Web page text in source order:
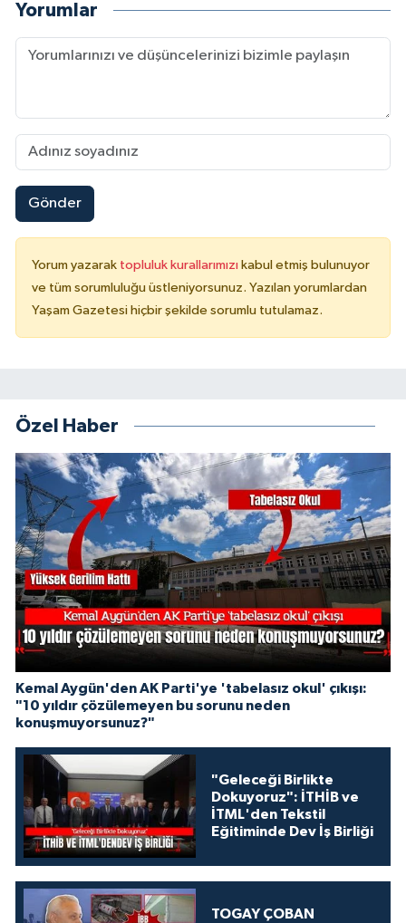
Yorumlar
Gönder
Yorum yazarak topluluk kurallarımızı kabul etmiş bulunuyor
ve tüm sorumluluğu üstleniyorsunuz. Yazılan yorumlardan
Yaşam Gazetesi hiçbir şekilde sorumlu tutulamaz.
Özel Haber
Kemal Aygün'den AK Parti'ye 'tabelasız okul' çıkışı:
"10 yıldır çözülemeyen bu sorunu neden
konuşmuyorsunuz?"
"Geleceği Birlikte
Dokuyoruz": İTHİB ve
İTML'den Tekstil
Eğitiminde Dev İş Birliği
TOGAY ÇOBAN